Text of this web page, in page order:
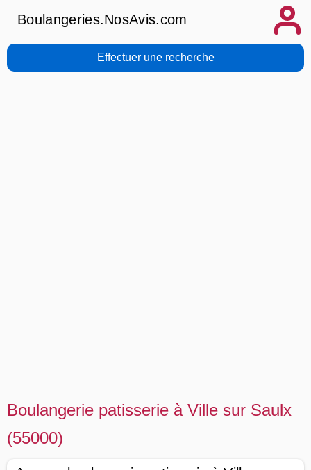
Boulangeries.NosAvis.com
Effectuer une recherche
Boulangerie patisserie à Ville sur Saulx
(55000)